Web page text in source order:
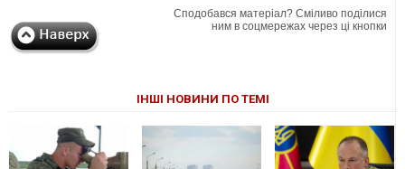
Сподобався матеріал? Сміливо поділися
ним в соцмережах через ці кнопки
ІНШІ НОВИНИ ПО ТЕМІ